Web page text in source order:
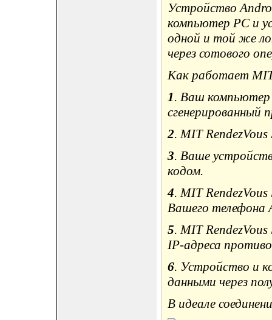
Устройство
компьютер PC и
одной и той же
через сотового
Как работает MIT
1. Ваш компьютер
сгенерированный
2. MIT
3. Ваше
кодом.
4. MIT
Вашего телефона
5. MIT
IP-адреса
6. Устройство и
данными через
В идеале